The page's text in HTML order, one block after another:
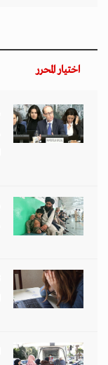
اختيار المحرر